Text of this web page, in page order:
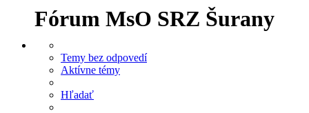
Fórum MsO SRZ Šurany
Temy bez odpovedí
Aktívne témy
Hľadať